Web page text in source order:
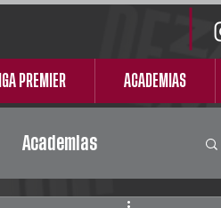
LIGA PREMIER ACADEMIAS
Academias